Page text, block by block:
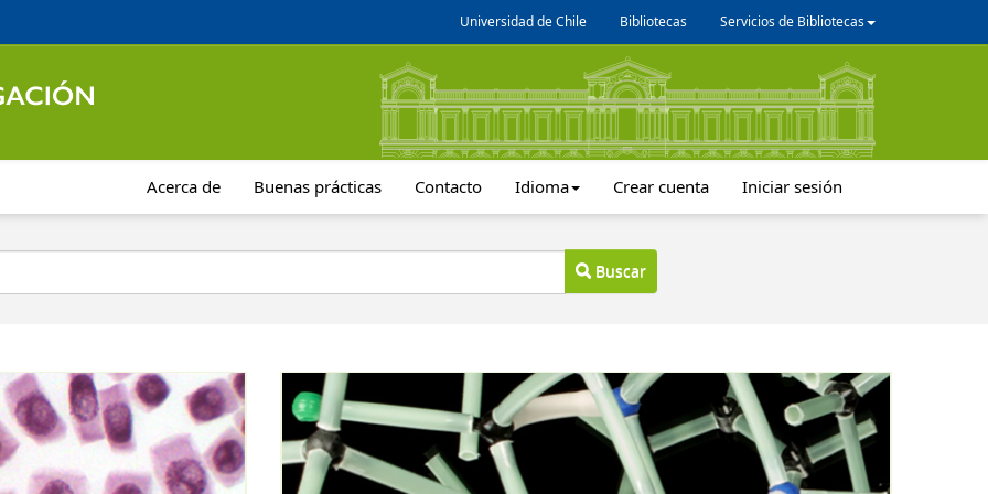
Universidad de Chile Bibliotecas Servicios de Bibliotecas
Acerca de Buenas prácticas Contacto Idioma Crear cuenta Iniciar sesión
Buscar